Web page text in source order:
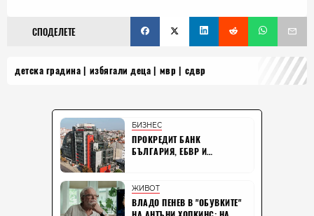
СПОДЕЛЕТЕ
детска градина избягали деца мвр сдвр